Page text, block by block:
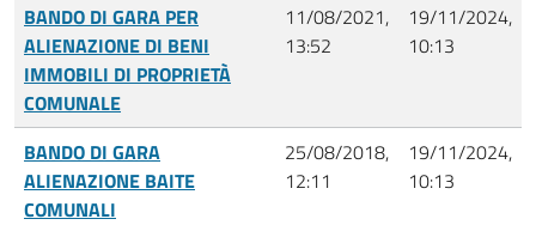
BANDO DI GARA PER
ALIENAZIONE DI BENI
IMMOBILI DI PROPRIETÀ
COMUNALE
11/08/2021,
13:52
19/11/2024,
10:13
BANDO DI GARA
ALIENAZIONE BAITE
COMUNALI
25/08/2018,
12:11
19/11/2024,
10:13